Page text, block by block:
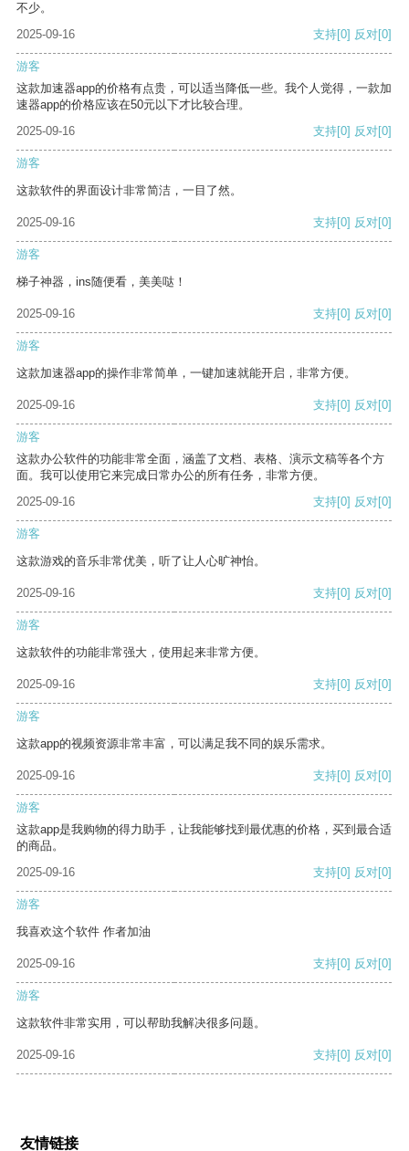
不少。
2025-09-16
支持[0] 反对[0]
游客
这款加速器app的价格有点贵，可以适当降低一些。我个人觉得，一款加
速器app的价格应该在50元以下才比较合理。
2025-09-16
支持[0] 反对[0]
游客
这款软件的界面设计非常简洁，一目了然。
2025-09-16 支持[0] 反对[0]
游客
梯子神器，ins随便看，美美哒！
2025-09-16 支持[0] 反对[0]
游客
这款加速器app的操作非常简单，一键加速就能开启，非常方便。
2025-09-16 支持[0] 反对[0]
游客
这款办公软件的功能非常全面，涵盖了文档、表格、演示文稿等各个方
面。我可以使用它来完成日常办公的所有任务，非常方便。
2025-09-16
支持[0] 反对[0]
游客
这款游戏的音乐非常优美，听了让人心旷神怡。
2025-09-16 支持[0] 反对[0]
游客
这款软件的功能非常强大，使用起来非常方便。
2025-09-16 支持[0] 反对[0]
游客
这款app的视频资源非常丰富，可以满足我不同的娱乐需求。
2025-09-16 支持[0] 反对[0]
游客
这款app是我购物的得力助手，让我能够找到最优惠的价格，买到最合适
的商品。
2025-09-16
支持[0] 反对[0]
游客
我喜欢这个软件 作者加油
2025-09-16 支持[0] 反对[0]
游客
这款软件非常实用，可以帮助我解决很多问题。
2025-09-16 支持[0] 反对[0]
友情链接